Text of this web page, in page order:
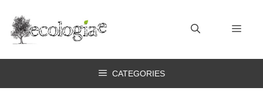
contenuto
CATEGORIES